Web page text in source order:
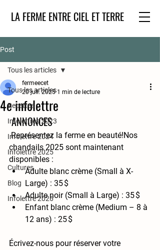
LA FERME ENTRE CIEL ET TERRE
Post
Tous les articles
Recettes
Infolettres 2023
Infolettre 2024
Infolettre 2025
Cultures
Blog
Infolettre 2026
Tous les articles
4e infolettre
fermeecet
20 juil. 2025 1 min de lecture
ANNONCES
Représentez la ferme en beauté!Nos
chandails 2025 sont maintenant
disponibles :
Adulte blanc crème (Small à X-
Large) : 35 $
Adulte noir (Small à Large) : 35 $
Enfant blanc crème (Medium – 8 à
12 ans) : 25 $
Écrivez-nous pour réserver votre